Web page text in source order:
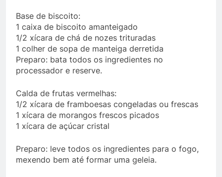
Base de biscoito:
1 caixa de biscoito amanteigado
1/2 xícara de chá de nozes trituradas
1 colher de sopa de manteiga derretida
Preparo: bata todos os ingredientes no
processador e reserve.
Calda de frutas vermelhas:
1/2 xícara de framboesas congeladas ou frescas
1 xícara de morangos frescos picados
1 xícara de açúcar cristal
Preparo: leve todos os ingredientes para o fogo,
mexendo bem até formar uma geleia.